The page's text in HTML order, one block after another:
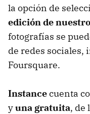
la opción de
edición de
fotografías se
de redes
Foursquare.
Instancecuenta
yuna gratuita, de